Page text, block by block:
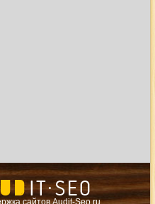
сайтов Audit-Seo.ru